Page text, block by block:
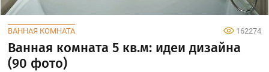
ВАННАЯ КОМНАТА 162274
Ванная комната 5 кв.м: идеи дизайна
(90 фото)